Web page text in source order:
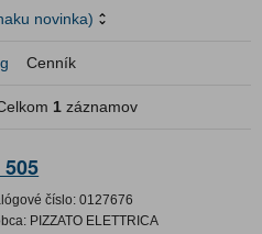
novinka)
Cenník
1 záznamov
505
číslo: 0127676
PIZZATO ELETTRICA